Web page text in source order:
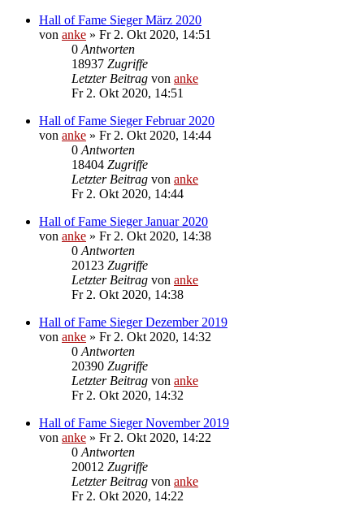
Hall of Fame Sieger März 2020
von anke » Fr 2. Okt 2020, 14:51
0 Antworten
18937 Zugriffe
Letzter Beitrag von anke
Fr 2. Okt 2020, 14:51
Hall of Fame Sieger Februar 2020
von anke » Fr 2. Okt 2020, 14:44
0 Antworten
18404 Zugriffe
Letzter Beitrag von anke
Fr 2. Okt 2020, 14:44
Hall of Fame Sieger Januar 2020
von anke » Fr 2. Okt 2020, 14:38
0 Antworten
20123 Zugriffe
Letzter Beitrag von anke
Fr 2. Okt 2020, 14:38
Hall of Fame Sieger Dezember 2019
von anke » Fr 2. Okt 2020, 14:32
0 Antworten
20390 Zugriffe
Letzter Beitrag von anke
Fr 2. Okt 2020, 14:32
Hall of Fame Sieger November 2019
von anke » Fr 2. Okt 2020, 14:22
0 Antworten
20012 Zugriffe
Letzter Beitrag von anke
Fr 2. Okt 2020, 14:22